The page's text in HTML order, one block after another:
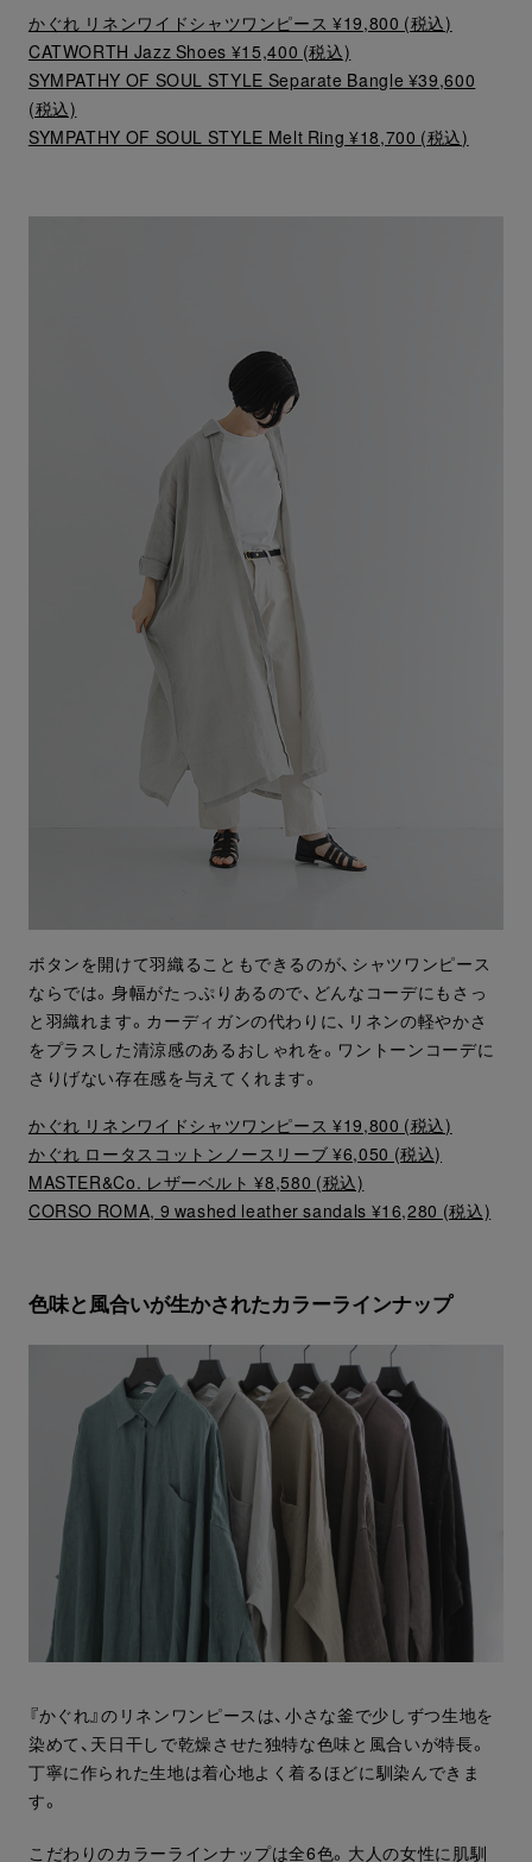
かぐれ リネンワイドシャツワンピース ¥19,800 (税込)
CATWORTH Jazz Shoes ¥15,400 (税込)
SYMPATHY OF SOUL STYLE Separate Bangle ¥39,600
(税込)
SYMPATHY OF SOUL STYLE Melt Ring ¥18,700 (税込)
ボタンを開けて羽織ることもできるのが、シャツワンピース
ならでは。身幅がたっぷりあるので、どんなコーデにもさっ
と羽織れます。カーディガンの代わりに、リネンの軽やかさ
をプラスした清涼感のあるおしゃれを。ワントーンコーデに
さりげない存在感を与えてくれます。
かぐれ リネンワイドシャツワンピース ¥19,800 (税込)
かぐれ ロータスコットンノースリーブ ¥6,050 (税込)
MASTER&Co. レザーベルト ¥8,580 (税込)
CORSO ROMA, 9 washed leather sandals ¥16,280 (税込)
色味と風合いが生かされたカラーラインナップ
『かぐれ』のリネンワンピースは、小さな釜で少しずつ生地を
染めて、天日干しで乾燥させた独特な色味と風合いが特長。
丁寧に作られた生地は着心地よく着るほどに馴染んできま
す。
こだわりのカラーラインナップは全6色。大人の女性に肌馴